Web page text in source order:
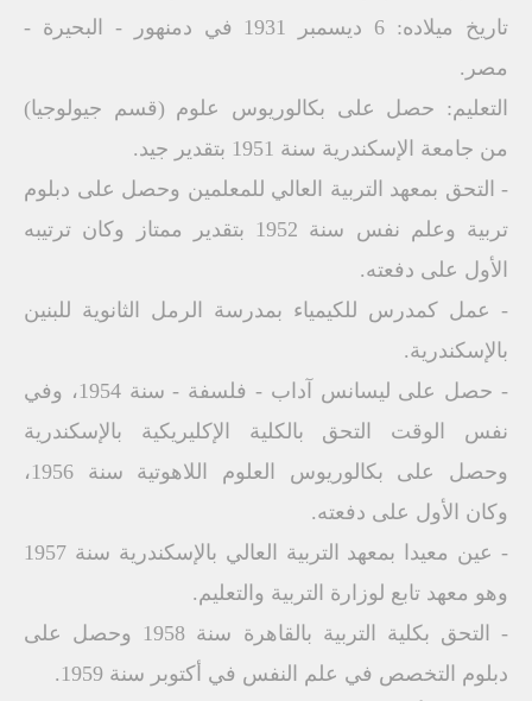
تاريخ ميلاده: 6 ديسمبر 1931 في دمنهور - البحيرة -
مصر.
التعليم: حصل على بكالوريوس علوم (قسم جيولوجيا)
من جامعة الإسكندرية سنة 1951 بتقدير جيد.
- التحق بمعهد التربية العالي للمعلمين وحصل على دبلوم
تربية وعلم نفس سنة 1952 بتقدير ممتاز وكان ترتيبه
الأول على دفعته.
- عمل كمدرس للكيمياء بمدرسة الرمل الثانوية للبنين
بالإسكندرية.
- حصل على ليسانس آداب - فلسفة - سنة 1954، وفي
نفس الوقت التحق بالكلية الإكليريكية بالإسكندرية
وحصل على بكالوريوس العلوم اللاهوتية سنة 1956،
وكان الأول على دفعته.
- عين معيدا بمعهد التربية العالي بالإسكندرية سنة 1957
وهو معهد تابع لوزارة التربية والتعليم.
- التحق بكلية التربية بالقاهرة سنة 1958 وحصل على
دبلوم التخصص في علم النفس في أكتوبر سنة 1959.